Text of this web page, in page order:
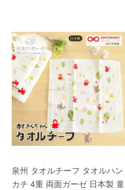
泉州 タオルチーフ タオルハン
カチ 4重 両面ガーゼ 日本製 童